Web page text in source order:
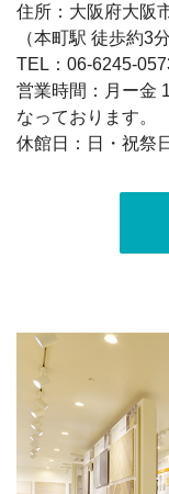
住所：大阪府大阪
（本町駅 徒歩約3
TEL：06-6245-
営業時間：月ー金
なっております。
休館日：日・祝祭